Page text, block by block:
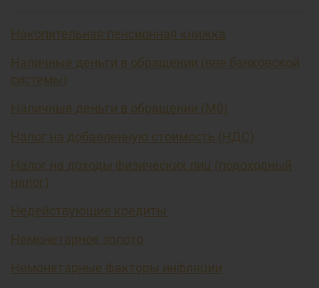
Накопительная пенсионная книжка
Наличные деньги в обращении (вне банковской
системы)
Наличные деньги в обращении (М0)
Налог на добавленную стоимость (НДС)
Налог на доходы физических лиц (подоходный
налог)
Недействующие кредиты
Немонетарное золото
Немонетарные факторы инфляции